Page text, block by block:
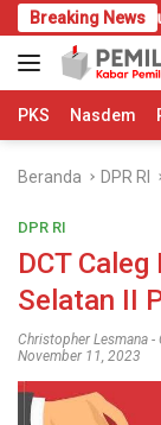
Langsung
ke
konten
Breaking News
Kuliah: Hak atau
PKS Nasdem
Beranda DPR RI
DPR RI
DCT
Selatan II
Christopher Lesmana -
November 11, 2023